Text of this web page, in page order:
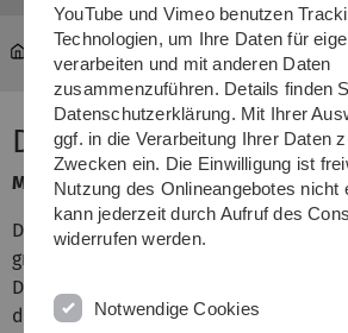
...
Data & Process
Modulgruppe: Informatik
Die Teilnehmer erhalten fundierte
grundlegende Methoden, Verfahren
Data und Process Mining. Sie können
durch Softwarewerkzeuge, auf gegebene
YouTube und Vimeo benutzen
Technologien, um Ihre Daten für
verarbeiten und mit anderen Daten
zusammenzuführen. Details finden
Datenschutzerklärung. Mit Ihrer
ggf. in die Verarbeitung Ihrer Daten
Zwecken ein. Die Einwilligung ist
Nutzung des Onlineangebotes nicht
kann jederzeit durch Aufruf des
widerrufen werden.
Notwendige Cookies